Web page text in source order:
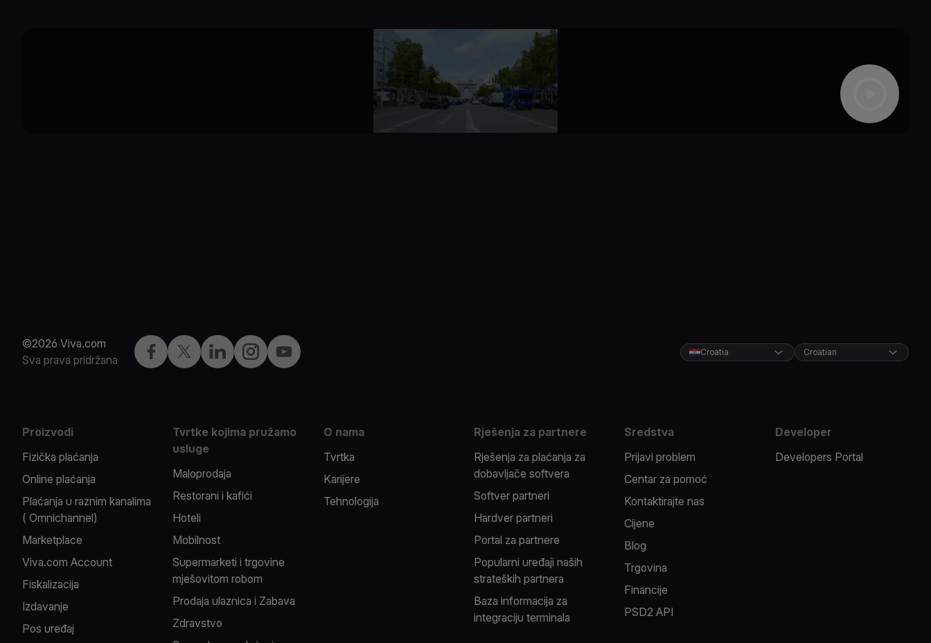
©2026 Viva.com
Sva prava pridržana
Facebook
X LinkedInInstagramYouTube Croatia Croatian
Proizvodi
Fizička plaćanja
Online plaćanja
Plaćanja u raznim kanalima
( Omnichannel)
Marketplace
Viva.com Account
Fiskalizacija
Izdavanje
Pos uređaj
Tvrtke kojima pružamo
usluge
Maloprodaja
Restorani i kafići
Hoteli
Mobilnost
Supermarketi i trgovine
mješovitom robom
Prodaja ulaznica i Zabava
Zdravstvo
O nama
Tvrtka
Karijere
Tehnologija
Rješenja za partnere
Rješenja za plaćanja za
dobavljače softvera
Softver partneri
Hardver partneri
Portal za partnere
Popularni uređaji naših
strateških partnera
Baza informacija za
integraciju terminala
Sredstva
Prijavi problem
Centar za pomoć
Kontaktirajte nas
Cijene
Blog
Trgovina
Financije
PSD2 API
Developer
Developers Portal